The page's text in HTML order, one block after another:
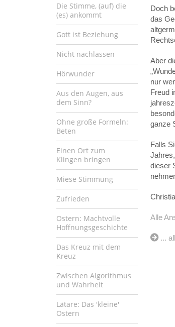
Die Stimme, (auf) die
(es) ankommt
Gott ist Beziehung
Nicht nachlassen
Hörwunder
Aus den Augen, aus
dem Sinn?
Ohne große Formeln:
Beten
Einen Ort zum
Klingen bringen
Miese Stimmung
Zufrieden
Ostern: Machtvolle
Hoffnungsgeschichte
Das Kreuz mit dem
Kreuz
Zwischen Algorithmus
und Wahrheit
Lätare: Das 'kleine'
Ostern
Doch
das
Aber
nur
Freud
ganze
Falls
dieser
Alle
...